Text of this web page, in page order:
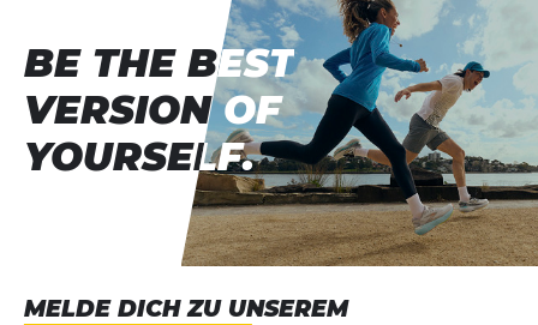
MELDE DICH ZU UNSEREM
BE THE BEST
VERSION OF
YOURSELF.
BE THE BEST
VERSION OF
YOURSELF.